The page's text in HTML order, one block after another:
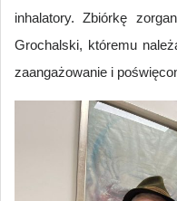
inhalatory. Zbiórkę
Grochalski, któremu
zaangażowanie i